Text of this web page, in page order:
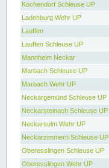
Kochendorf Schleuse UP
Ladenburg Wehr UP
Lauffen
Lauffen Schleuse UP
Mannheim Neckar
Marbach Schleuse UP
Marbach Wehr UP
Neckargemünd Schleuse UP
Neckarsteinach Schleuse UP
Neckarsulm Wehr UP
Neckarzimmern Schleuse UP
Oberesslingen Schleuse UP
Oberesslingen Wehr UP